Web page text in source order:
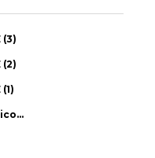
(3)
(2)